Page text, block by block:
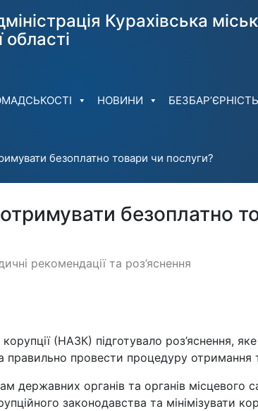
Курахiвська
НОВИНИ БЕЗБАР’ЄРНІСТЬ
безоплатно товари чи послуги?
безоплатно
рекомендації та роз’яснення
(НАЗК) підготувало роз’яснення,
правильно провести процедуру отримання
державних органів та органів місцевого
законодавства та мінімізувати